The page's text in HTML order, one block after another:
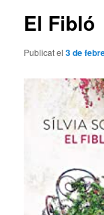
El Fibló
Publicat el3 de